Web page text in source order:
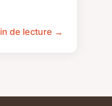
de lecture →